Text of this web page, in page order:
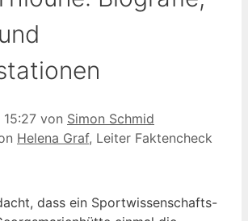
von Simon Schmid
Helena Graf, Leiter Faktencheck
dass ein Sportwissenschafts-